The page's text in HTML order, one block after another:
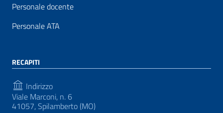
Personale docente
Personale ATA
RECAPITI
Indirizzo
Viale Marconi, n. 6
41057, Spilamberto (MO)